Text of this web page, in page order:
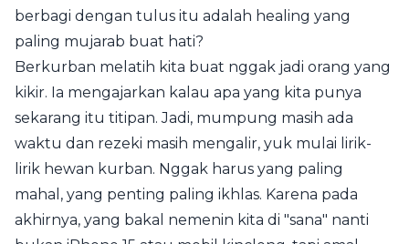
berbagi dengan tulus itu adalah healing yang
paling mujarab buat hati?
Berkurban melatih kita buat nggak jadi orang yang
kikir. Ia mengajarkan kalau apa yang kita punya
sekarang itu titipan. Jadi, mumpung masih ada
waktu dan rezeki masih mengalir, yuk mulai lirik-
lirik hewan kurban. Nggak harus yang paling
mahal, yang penting paling ikhlas. Karena pada
akhirnya, yang bakal nemenin kita di "sana" nanti